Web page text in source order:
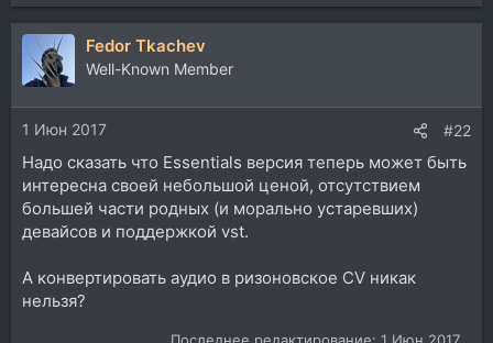
е
а
и
и
:
Fedor Tkachev
Well-Known Member
1 Июн 2017 #22
Надо сказать что Essentials версия теперь может быть
интересна своей небольшой ценой, отсутствием
большей части родных (и морально устаревших)
девайсов и поддержкой vst.
А конвертировать аудио в ризоновское CV никак
нельзя?